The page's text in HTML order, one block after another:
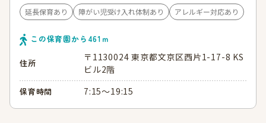
延長保育あり 障がい児受け入れ体制あり アレルギー対応あり
この保育園から 461 ｍ
住所
〒1130024 東京都文京区西片1-17-8 KS
ビル2階
保育時間 7:15～19:15